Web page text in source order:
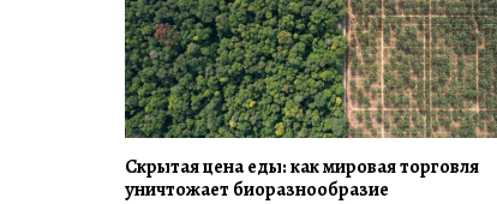
Скрытая цена еды: как мировая торговля
уничтожает биоразнообразие